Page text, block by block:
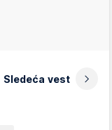
Sledeća vest